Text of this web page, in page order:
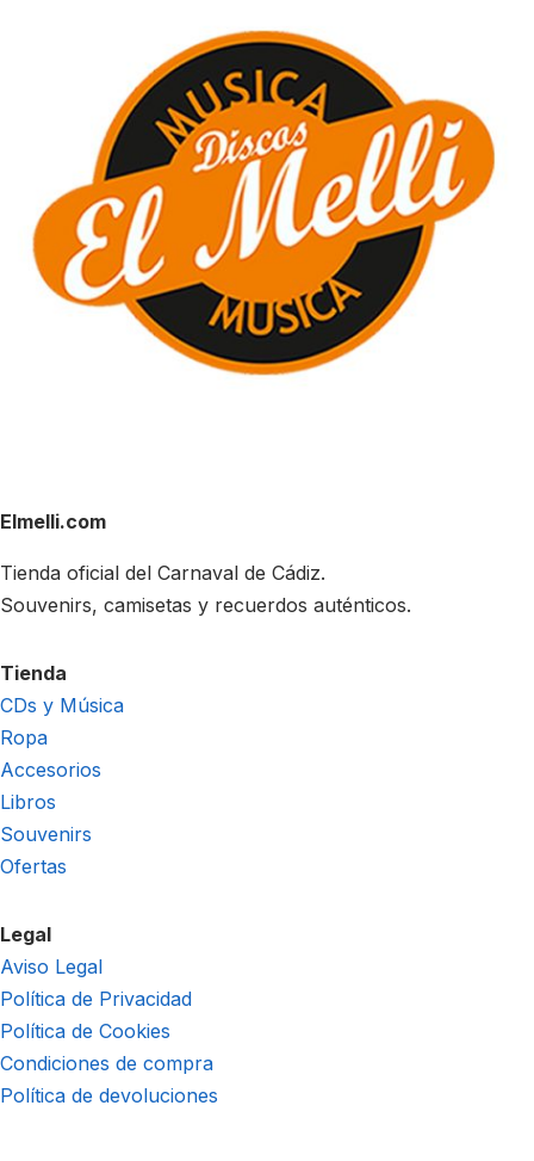
Elmelli.com
Tienda oficial del Carnaval de Cádiz.
Souvenirs, camisetas y recuerdos auténticos.
Tienda
CDs y Música
Ropa
Accesorios
Libros
Souvenirs
Ofertas
Legal
Aviso Legal
Política de Privacidad
Política de Cookies
Condiciones de compra
Política de devoluciones